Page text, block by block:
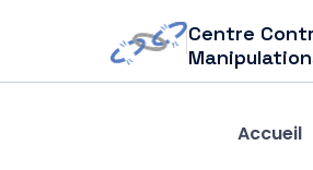
Centre
Accueil